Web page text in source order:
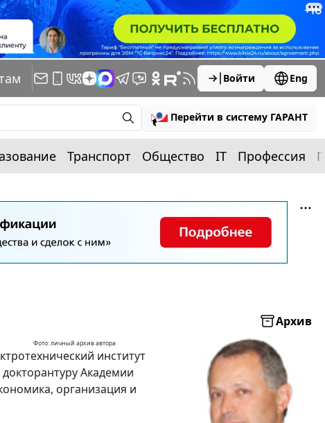
Войти Eng
Перейти в систему ГАРАНТ
Транспорт Общество IT Профессия
Архив
Фото: личный архив автора
институт
Академии
организация и